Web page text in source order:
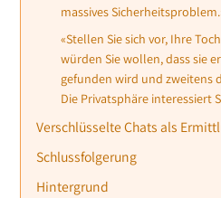
massives
«Stellen Sie sich vor, Ihre
würden Sie wollen, dass sie
gefunden wird und zweitens
Die Privatsphäre interessiert
Verschlüsselte Chats als
Schlussfolgerung
Hintergrund